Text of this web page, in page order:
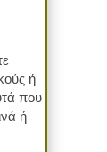
ή
που
ή